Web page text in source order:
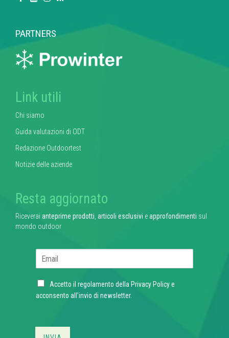
PARTNERS
Link utili
Chi siamo
Guida valutazioni di ODT
Redazione Outdoortest
Notizie delle aziende
Resta aggiornato
Riceverai anteprime prodotti, articoli esclusivi eapprofondimenti sul
mondo outdoor
l
C
h
Accetto il regolamento della Privacy Policye
acconsento all'invio di newsletter.